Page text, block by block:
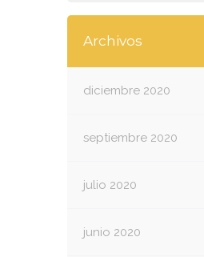
Archivos
diciembre 2020
septiembre 2020
julio 2020
junio 2020